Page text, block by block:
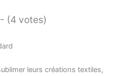
(4 votes)
leurs créations textiles,